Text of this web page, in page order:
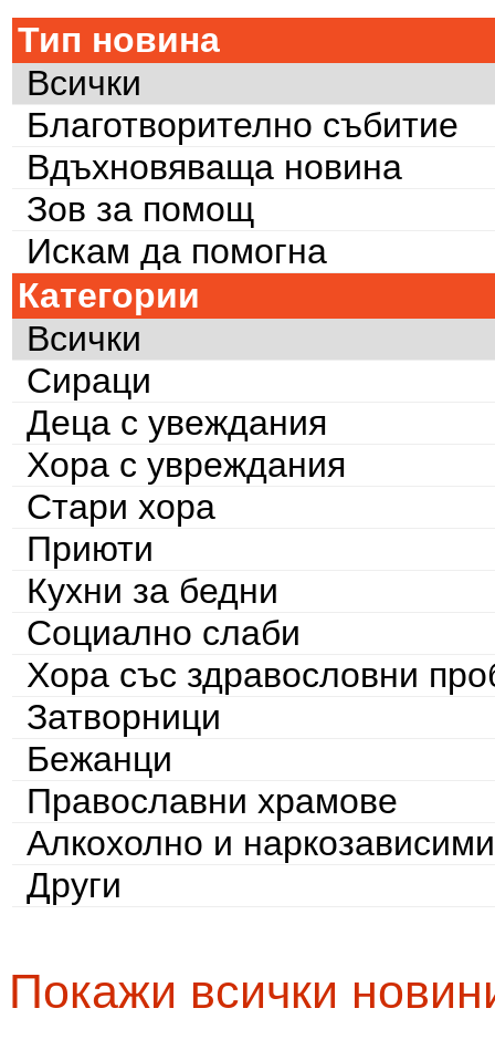
Тип новина
Всички
Благотворително събитие
Вдъхновяваща новина
Зов за помощ
Искам да помогна
Категории
Всички
Сираци
Деца с увеждания
Хора с увреждания
Стари хора
Приюти
Кухни за бедни
Социално слаби
Хора със здравословни
Затворници
Бежанци
Православни храмове
Алкохолно и наркозависими
Други
Покажи всички